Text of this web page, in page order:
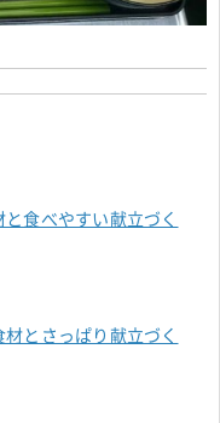
食べやすい献立づく
とさっぱり献立づく